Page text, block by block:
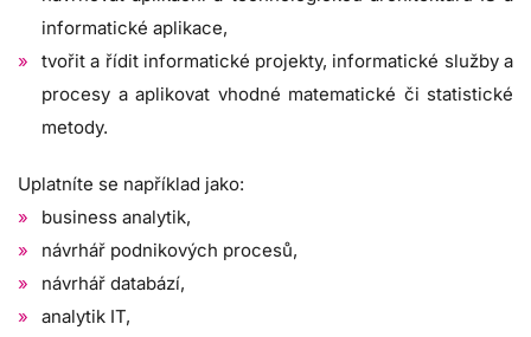
informatické aplikace,
tvořit a řídit informatické projekty, informatické služby a
procesy a aplikovat vhodné matematické či statistické
metody.
Uplatníte se například jako:
business analytik,
návrhář podnikových procesů,
návrhář databází,
analytik IT,